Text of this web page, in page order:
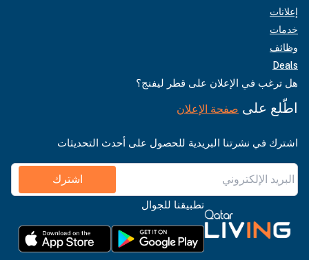
إعلانات
خدمات
وظائف
Deals
هل ترغب في الإعلان على قطر ليفنج؟
اطّلع على صفحة الإعلان
اشترك في نشرتنا البريدية للحصول على أحدث التحديثات
اشترك
تطبيقنا للجوال